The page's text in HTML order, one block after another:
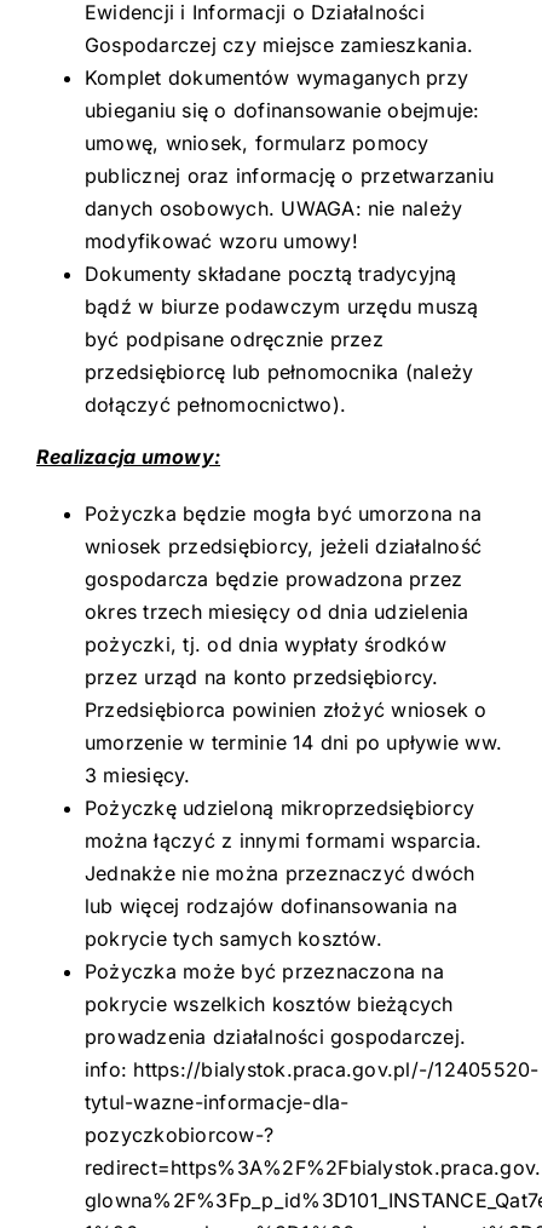
Ewidencji i Informacji o Działalności
Gospodarczej czy miejsce zamieszkania.
Komplet dokumentów wymaganych przy
ubieganiu się o dofinansowanie obejmuje:
umowę, wniosek, formularz pomocy
publicznej oraz informację o przetwarzaniu
danych osobowych. UWAGA: nie należy
modyfikować wzoru umowy!
Dokumenty składane pocztą tradycyjną
bądź w biurze podawczym urzędu muszą
być podpisane odręcznie przez
przedsiębiorcę lub pełnomocnika (należy
dołączyć pełnomocnictwo).
Realizacja umowy:
Pożyczka będzie mogła być umorzona na
wniosek przedsiębiorcy, jeżeli działalność
gospodarcza będzie prowadzona przez
okres trzech miesięcy od dnia udzielenia
pożyczki, tj. od dnia wypłaty środków
przez urząd na konto przedsiębiorcy.
Przedsiębiorca powinien złożyć wniosek o
umorzenie w terminie 14 dni po upływie ww.
3 miesięcy.
Pożyczkę udzieloną mikroprzedsiębiorcy
można łączyć z innymi formami wsparcia.
Jednakże nie można przeznaczyć dwóch
lub więcej rodzajów dofinansowania na
pokrycie tych samych kosztów.
Pożyczka może być przeznaczona na
pokrycie wszelkich kosztów bieżących
prowadzenia działalności gospodarczej.
info: https://bialystok.praca.gov.pl/-/12405520-
tytul-wazne-informacje-dla-
pozyczkobiorcow-?